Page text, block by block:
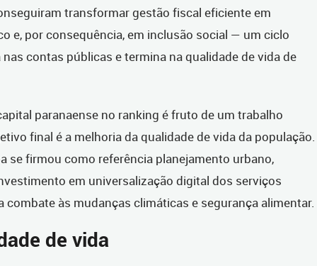
transformar gestão fiscal eficiente em
e, por consequência, em inclusão social — um ciclo
contas públicas e termina na qualidade de vida de
paranaense no ranking é fruto de um trabalho
final é a melhoria da qualidade de vida da população.
se firmou como referência planejamento urbano,
em universalização digital dos serviços
combate às mudanças climáticas e segurança alimentar.
de vida